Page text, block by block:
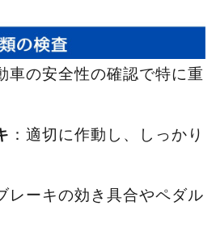
車の安全性の確認で特に重
：適切に作動し、しっかり
レーキの効き具合やペダル